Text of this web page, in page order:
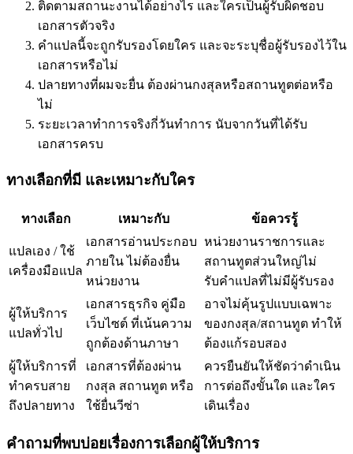
ติดตามสถานะงานได้อย่างไร และใครเป็นผู้รับผิดชอบ
เอกสารตัวจริง
คำแปลนี้จะถูกรับรองโดยใคร และจะระบุชื่อผู้รับรองไว้ใน
เอกสารหรือไม่
ปลายทางที่ผมจะยื่น ต้องผ่านกงสุลหรือสถานทูตต่อหรือ
ไม่
ระยะเวลาทำการจริงกี่วันทำการ นับจากวันที่ได้รับ
เอกสารครบ
ทางเลือกที่มี และเหมาะกับใคร
ทางเลือก เหมาะกับ ข้อควรรู้
แปลเอง / ใช้
เครื่องมือแปล
เอกสารอ่านประกอบ
ภายใน ไม่ต้องยื่น
หน่วยงาน
หน่วยงานราชการและ
สถานทูตส่วนใหญ่ไม่
รับคำแปลที่ไม่มีผู้รับรอง
ผู้ให้บริการ
แปลทั่วไป
เอกสารธุรกิจ คู่มือ
เว็บไซต์ ที่เน้นความ
ถูกต้องด้านภาษา
อาจไม่คุ้นรูปแบบเฉพาะ
ของกงสุล/สถานทูต ทำให้
ต้องแก้รอบสอง
ผู้ให้บริการที่
ทำครบสาย
ถึงปลายทาง
เอกสารที่ต้องผ่าน
กงสุล สถานทูต หรือ
ใช้ยื่นวีซ่า
ควรยืนยันให้ชัดว่าดำเนิน
การต่อถึงขั้นใด และใคร
เดินเรื่อง
คำถามที่พบบ่อยเรื่องการเลือกผู้ให้บริการ